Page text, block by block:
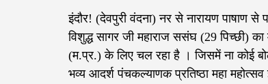
इंदौर! (देवपुरी वंदना) नर से नारायण पाषाण
विशुद्ध सागर जी महाराज ससंघ (29 पिच्छी)
(म.प्र.) के लिए चल रहा है । जिसमें ना कोई
भव्य आदर्श पंचकल्याणक प्रतिष्ठा महा महोत्सव